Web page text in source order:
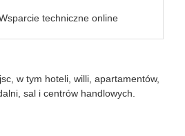
techniczne online
w tym hoteli, willi, apartamentów,
sal i centrów handlowych.